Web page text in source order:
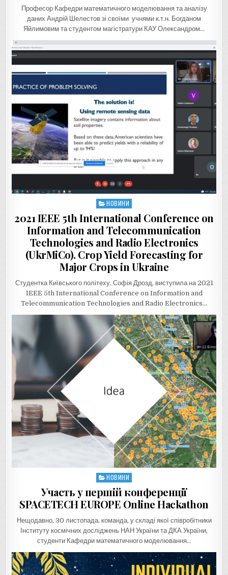
Професор Кафедри математичного моделювання та аналізу
даних Андрій Шелестов зі своїми учнями к.т.н. Богданом
Яйлимовим та студентом магістратури КАУ Олександром…
Posted
НОВИНИ
2021 IEEE 5th International Conference on
Information and Telecommunication
Technologies and Radio Electronics
(UkrMiCo). Crop Yield Forecasting for
Major Crops in Ukraine
Студентка Київського політеху, Софія Дрозд, виступила на 2021
IEEE 5th International Conference on Information and
Telecommunication Technologies and Radio Electronics…
Posted
НОВИНИ
Участь у першій конференції
SPACETECH EUROPE Online Hackathon
Нещодавно, 30 листопада, команда, у складі якої співробітники
Інституту космічних досліджень НАН України та ДКА України,
студенти Кафедри математичного моделювання…